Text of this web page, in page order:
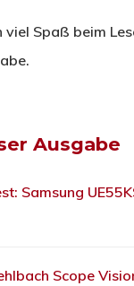
viel Spaß beim
Ausgabe
Samsung
Scope